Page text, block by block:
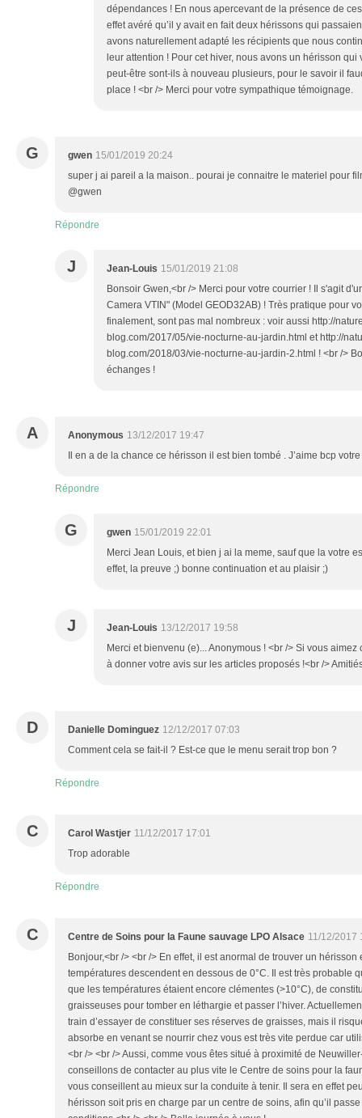
dépendances ! En nous apercevant de la présence de
effet avéré qu’il y avait en fait deux hérissons qui
avons naturellement adapté les récipients que nous
leur attention ! Pour cet hiver, nous avons un hérisson
peut-être sont-ils à nouveau plusieurs, pour le savoir il
place ! <br /> Merci pour votre sympathique témoignage.
G gwen 15/01/2019 20:24
super j ai pareil a la maison.. pourai je connaitre le materiel pour
@gwen
Répondre
J Jean-Louis 15/01/2019 21:08
Bonsoir Gwen,<br /> Merci pour votre courrier ! Il s'agit
Camera VTIN" (Model GEOD32AB) ! Très pratique pour
finalement, sont pas mal nombreux : voir aussi http://
blog.com/2017/05/vie-nocturne-au-jardin.html et http://
blog.com/2018/03/vie-nocturne-au-jardin-2.html ! <br />
échanges !
A Anonymous 13/12/2017 19:47
Il en a de la chance ce hérisson il est bien tombé . J’aime bcp
Répondre
G gwen 15/01/2019 22:01
Merci Jean Louis, et bien j ai la meme, sauf que la votre
effet, la preuve ;) bonne continuation et au plaisir ;)
J Jean-Louis 13/12/2017 19:58
Merci et bienvenu (e)... Anonymous ! <br /> Si vous
à donner votre avis sur les articles proposés !<br />
D Danielle Dominguez 12/12/2017 07:03
Comment cela se fait-il ? Est-ce que le menu serait trop bon ?
Répondre
C Carol Wastjer 11/12/2017 17:01
Trop adorable
Répondre
C Centre de Soins pour la Faune sauvage LPO Alsace 11/12/2017
Bonjour,<br /> <br /> En effet, il est anormal de trouver un
températures descendent en dessous de 0°C. Il est très probable
que les températures étaient encore clémentes (>10°C), de
graisseuses pour tomber en léthargie et passer l’hiver.
train d’essayer de constituer ses réserves de graisses, mais il
absorbe en venant se nourrir chez vous est très vite perdue car
<br /> <br /> Aussi, comme vous êtes situé à proximité de
conseillons de contacter au plus vite le Centre de soins pour la
vous conseillent au mieux sur la conduite à tenir. Il sera en effet
hérisson soit pris en charge par un centre de soins, afin qu’il